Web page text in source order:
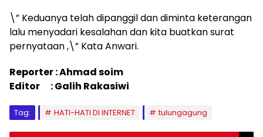
\” Keduanya telah dipanggil dan diminta keterangan
lalu menyadari kesalahan dan kita buatkan surat
pernyataan ,\” Kata Anwari.
Reporter : Ahmad soim
Editor : Galih Rakasiwi
Tag: HATI-HATI DI INTERNET tulungagung